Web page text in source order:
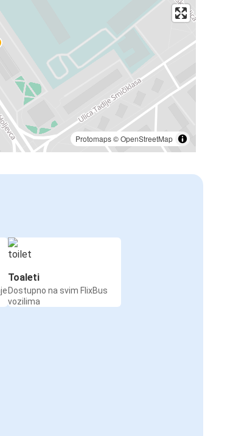
Protomaps©OpenStreetMap
Toaleti
Dostupno na svim FlixBus
vozilima